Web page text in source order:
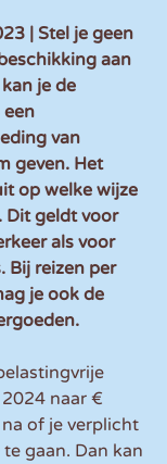
| Stel je geen
aan
je de
van
geven. Het
op welke wijze
Dit geldt voor
als voor
Bij reizen per
je ook de
naar €
of je verplicht
gaan. Dan kan